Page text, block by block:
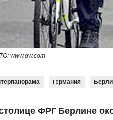
www.dw.com
Германия
ФРГ Берлине